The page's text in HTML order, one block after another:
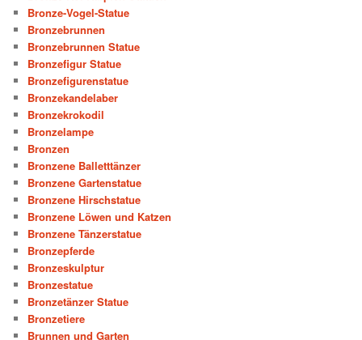
Bronze-Vogel-Statue
Bronzebrunnen
Bronzebrunnen Statue
Bronzefigur Statue
Bronzefigurenstatue
Bronzekandelaber
Bronzekrokodil
Bronzelampe
Bronzen
Bronzene Balletttänzer
Bronzene Gartenstatue
Bronzene Hirschstatue
Bronzene Löwen und Katzen
Bronzene Tänzerstatue
Bronzepferde
Bronzeskulptur
Bronzestatue
Bronzetänzer Statue
Bronzetiere
Brunnen und Garten